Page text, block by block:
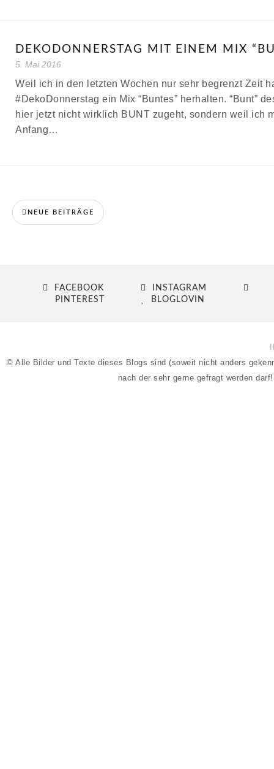
DEKODONNERSTAG MIT EINEM MIX
5. Mai 2016
Weil ich in den letzten Wochen nur sehr begrenzt Zeit
#DekoDonnerstag ein Mix “Buntes” herhalten. “Bunt”
hier jetzt nicht wirklich BUNT zugeht, sondern weil ich
Anfang…
NEUE BEITRÄGE
FACEBOOK
INSTAGRAM
PINTEREST
BLOGLOVIN
© Alle Bilder und Texte dieses Blogs sind (soweit nicht anders
nach der sehr gerne gefragt werden